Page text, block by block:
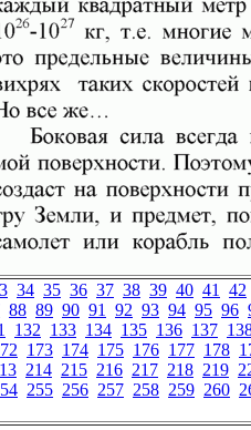
34 35 36 37 38 39 40 41 42
88 89 90 91 92 93 94 95 96
132 133 134 135 136 137
173 174 175 176 177 178
214 215 216 217 218 219
255 256 257 258 259 260